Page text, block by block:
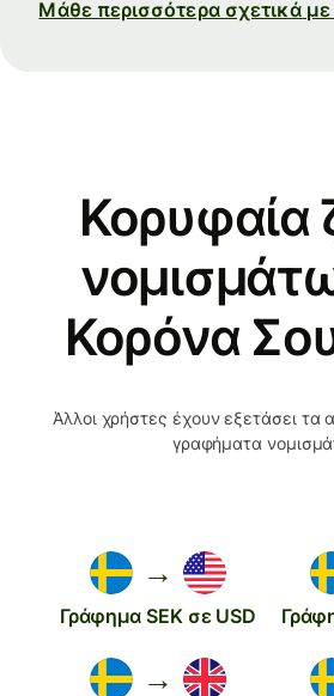
Μάθε περισσότερα σχετικά με
Κορυφαία
Κορόνα
Άλλοι χρήστες έχουν εξετάσει τα
γραφήματα
→
Γράφημα SEK σε USD
→